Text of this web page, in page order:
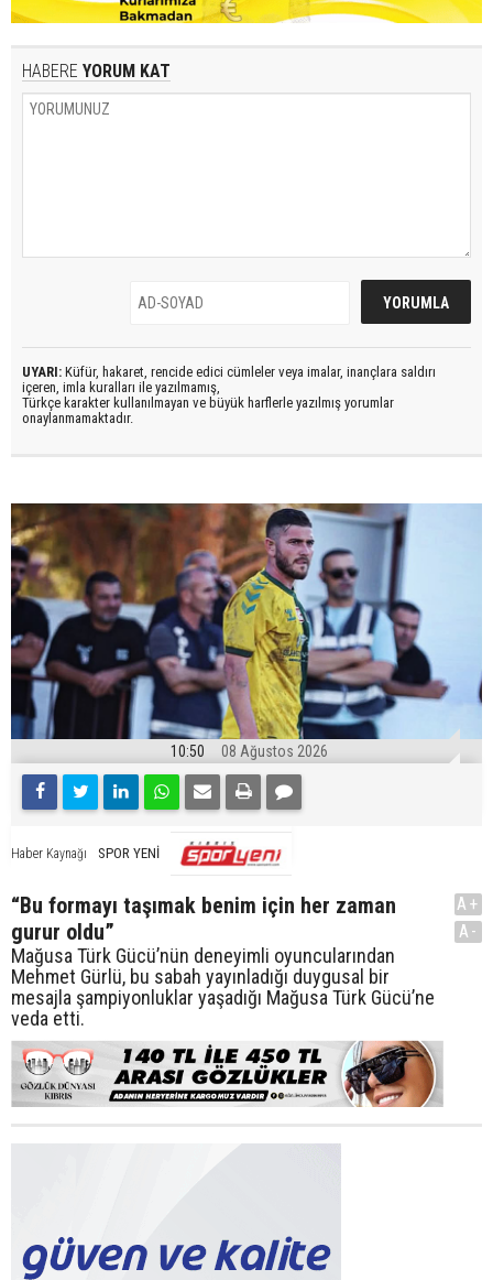
HABERE YORUM KAT
UYARI: Küfür, hakaret, rencide edici cümleler veya imalar, inançlara saldırı
içeren, imla kuralları ile yazılmamış,
Türkçe karakter kullanılmayan ve büyük harflerle yazılmış yorumlar
onaylanmamaktadır.
10:50 08 Ağustos 2026
Haber Kaynağı SPOR YENİ
“Bu formayı taşımak benim için her zaman
gurur oldu”
Mağusa Türk Gücü’nün deneyimli oyuncularından
Mehmet Gürlü, bu sabah yayınladığı duygusal bir
mesajla şampiyonluklar yaşadığı Mağusa Türk Gücü’ne
veda etti.
A+
A-